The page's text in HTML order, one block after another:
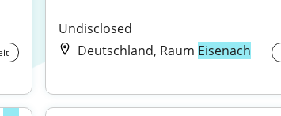
Undisclosed
Deutschland, Raum Eisenach